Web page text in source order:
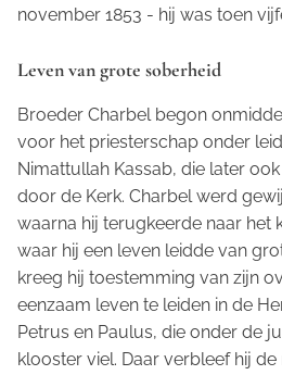
november 1853 - hij was toen
Leven van grote soberheid
Broeder Charbel begon
voor het priesterschap onder
Nimattullah Kassab, die later
door de Kerk. Charbel werd
waarna hij terugkeerde naar het
waar hij een leven leidde van
kreeg hij toestemming van zijn
eenzaam leven te leiden in de
Petrus en Paulus, die onder de
klooster viel. Daar verbleef hij